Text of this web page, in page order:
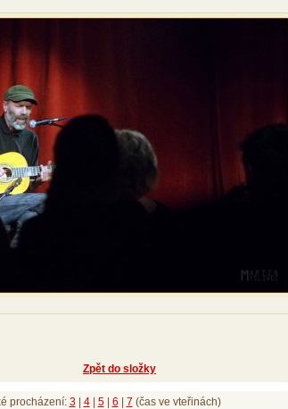
Zpět do složky
procházení: 3| 4| 5| 6 7 (čas ve vteřinách)